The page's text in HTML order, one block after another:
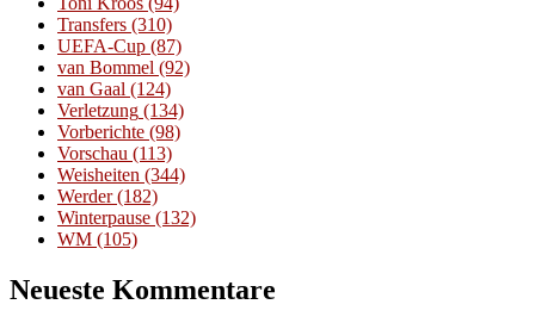
Transfers (310)
UEFA-Cup (87)
van Bommel (92)
van Gaal (124)
Verletzung (134)
Vorberichte (98)
Vorschau (113)
Weisheiten (344)
Werder(182)
Winterpause (132)
WM (105)
Neueste Kommentare